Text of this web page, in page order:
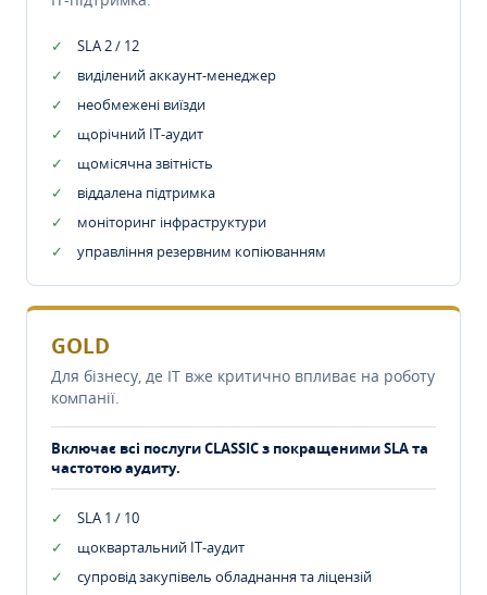
SLA 2 / 12
виділений аккаунт-менеджер
необмежені виїзди
щорічний IT-аудит
щомісячна звітність
віддалена підтримка
моніторинг інфраструктури
управління резервним копіюванням
GOLD
Для бізнесу, де IT вже критично впливає на роботу
компанії.
Включає всі послуги CLASSIC з покращеними SLA та
частотою аудиту.
SLA 1 / 10
щоквартальний IT-аудит
супровід закупівель обладнання та ліцензій